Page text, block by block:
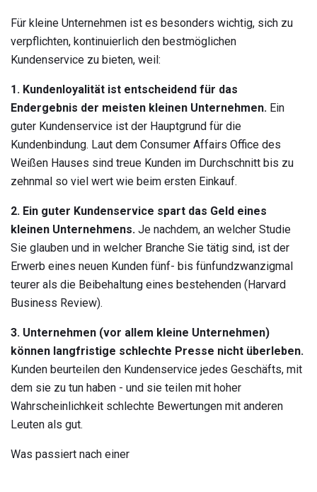
Für kleine Unternehmen ist es besonders wichtig, sich zu
verpflichten, kontinuierlich den bestmöglichen
Kundenservice zu bieten, weil:
1. Kundenloyalität ist entscheidend für das
Endergebnis der meisten kleinen Unternehmen. Ein
guter Kundenservice ist der Hauptgrund für die
Kundenbindung. Laut dem Consumer Affairs Office des
Weißen Hauses sind treue Kunden im Durchschnitt bis zu
zehnmal so viel wert wie beim ersten Einkauf.
2. Ein guter Kundenservice spart das Geld eines
kleinen Unternehmens. Je nachdem, an welcher Studie
Sie glauben und in welcher Branche Sie tätig sind, ist der
Erwerb eines neuen Kunden fünf- bis fünfundzwanzigmal
teurer als die Beibehaltung eines bestehenden (Harvard
Business Review).
3. Unternehmen (vor allem kleine Unternehmen)
können langfristige schlechte Presse nicht überleben.
Kunden beurteilen den Kundenservice jedes Geschäfts, mit
dem sie zu tun haben - und sie teilen mit hoher
Wahrscheinlichkeit schlechte Bewertungen mit anderen
Leuten als gut.
Was passiert nach einer